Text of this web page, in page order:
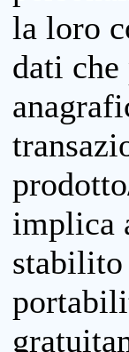
la loro
dati
implica
stabilito